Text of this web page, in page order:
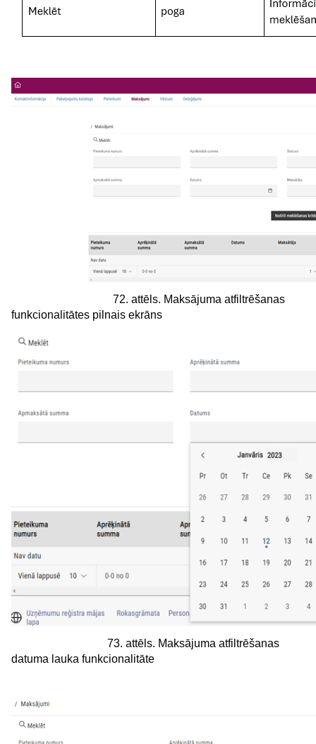
72. attēls. Maksājuma atfiltrēšanas
funkcionalitātes pilnais ekrāns
73. attēls. Maksājuma atfiltrēšanas
datuma lauka funkcionalitāte